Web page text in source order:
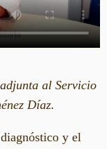
al Servicio
Díaz.
y el